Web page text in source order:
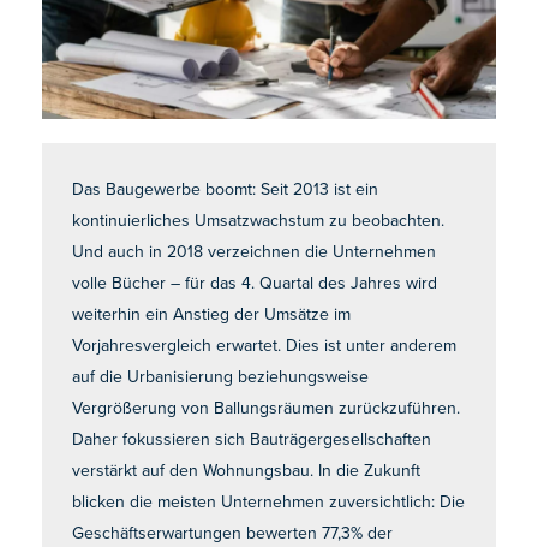
Das Baugewerbe boomt: Seit 2013 ist ein
kontinuierliches Umsatzwachstum zu beobachten.
Und auch in 2018 verzeichnen die Unternehmen
volle Bücher – für das 4. Quartal des Jahres wird
weiterhin ein Anstieg der Umsätze im
Vorjahresvergleich erwartet. Dies ist unter anderem
auf die Urbanisierung beziehungsweise
Vergrößerung von Ballungsräumen zurückzuführen.
Daher fokussieren sich Bauträgergesellschaften
verstärkt auf den Wohnungsbau. In die Zukunft
blicken die meisten Unternehmen zuversichtlich: Die
Geschäftserwartungen bewerten 77,3% der